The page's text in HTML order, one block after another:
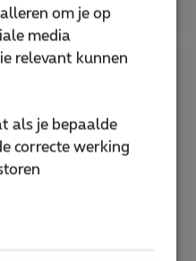
attestatie
27001, ISAE
om je op
media
relevant kunnen
als je bepaalde
correcte werking